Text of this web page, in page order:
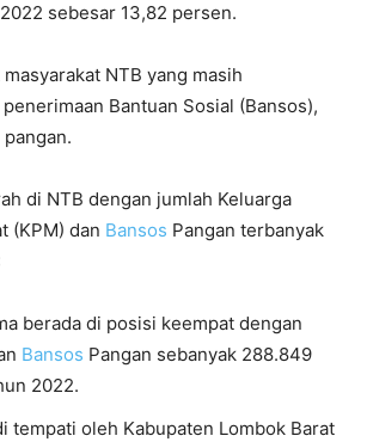
sebesar 13,82 persen.
NTB yang masih
Bantuan Sosial (Bansos),
di NTB dengan jumlah Keluarga
(KPM) dan Bansos Pangan terbanyak
berada di posisi keempat dengan
Bansos Pangan sebanyak 288.849
2022.
tempati oleh Kabupaten Lombok Barat